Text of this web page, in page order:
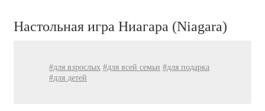
Настольная игра Ниагара (Niagara)
#для взрослых #для всей семьи #для подарка
#для детей